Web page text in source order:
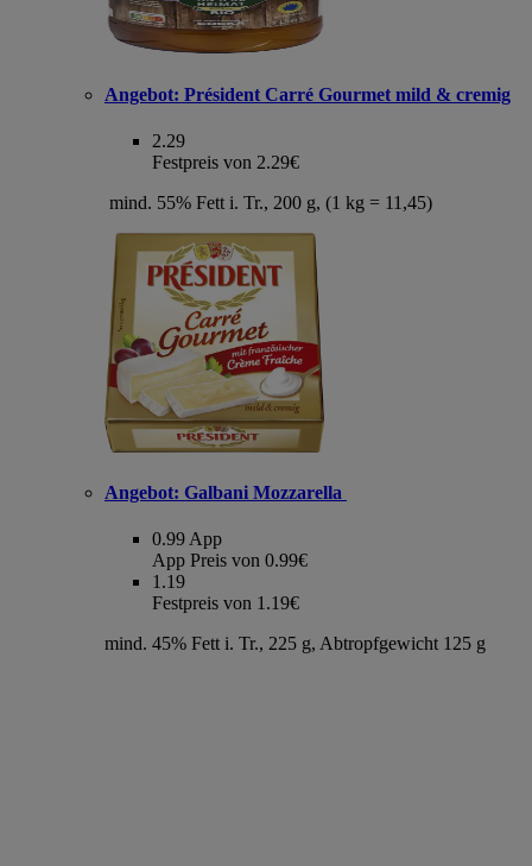
Angebot: Président Carré Gourmet mild & cremig
2.29
Festpreis von 2.29€
mind. 55% Fett i. Tr., 200 g, (1 kg = 11,45)
Angebot: Galbani Mozzarella
0.99 App
App Preis von 0.99€
1.19
Festpreis von 1.19€
mind. 45% Fett i. Tr., 225 g, Abtropfgewicht 125 g